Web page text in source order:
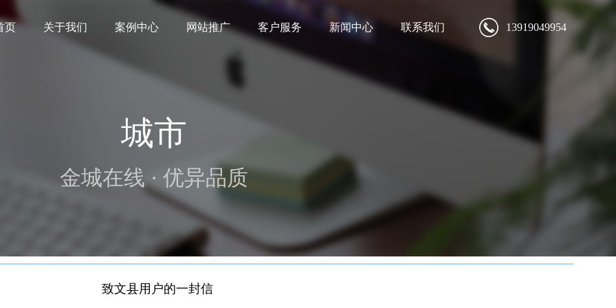
13919049954
页 关于我们 案例中心 网站推广 客户服务 新闻中心 联系我们
城市
金城在线 · 优异品质
致文县用户的一封信